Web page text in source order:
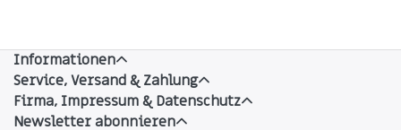
Informationen
Service, Versand & Zahlung
Firma, Impressum & Datenschutz
Newsletter abonnieren